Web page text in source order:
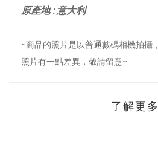
原產地 : 意大利
~商品的照片是以普通數碼相機拍攝
照片有一點差異，敬請留意~
了解更多